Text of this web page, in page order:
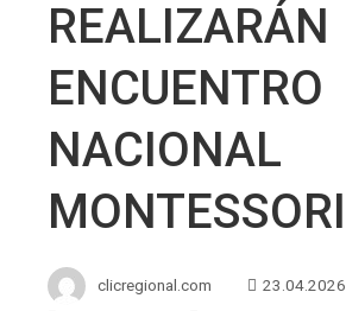
REALIZARÁN
ENCUENTRO
NACIONAL
MONTESSORI
clicregional.com
23.04.2026